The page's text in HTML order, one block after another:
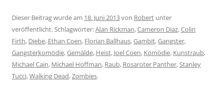
Dieser Beitrag wurde am 18. Juni 2013von Robert unter
veröffentlicht. Schlagwörter:Alan Rickman,Cameron Diaz,Colin
Firth, Diebe, Ethan Coen, Florian Ballhaus,Gambit,Gangster,
Gangsterkomödie,Gemälde, Heist, Joel Coen, Komödie, Kunstraub,
Michael Cain, Michael Hoffman, Raub, Rosaroter Panther,Stanley
Tucci,Walking Dead,Zombies.